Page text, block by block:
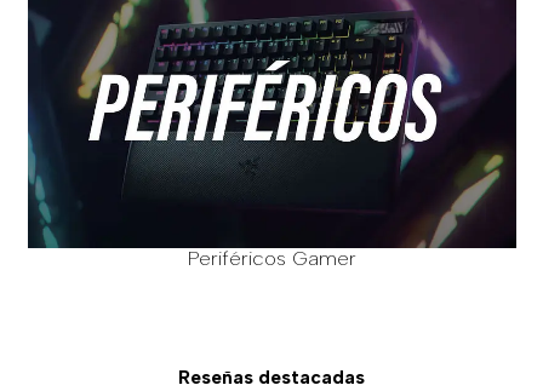
Periféricos Gamer
Reseñas destacadas